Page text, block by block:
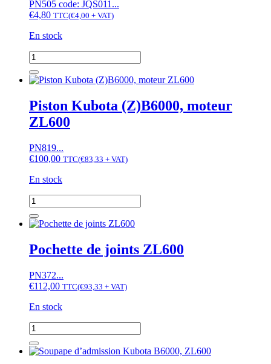
PN505 code: JQS011...
€4,80 TTC(€4,00 + VAT)
En stock
quantité
de
Joint
queue
de
soupape
Kubota
B,
L,
L1,
ZB,
moteur
D1100,
D1101,
D1102,
D1302,
V1902,
Z750,
Z751,
ZL600
Piston Kubota (Z)B6000, moteur
ZL600
PN819...
€100,00 TTC(€83,33 + VAT)
En stock
quantité
de
Piston
(Z)B6000,
moteur
Pochette de joints ZL600
PN372...
€112,00 TTC(€93,33 + VAT)
En stock
quantité
de
Pochette